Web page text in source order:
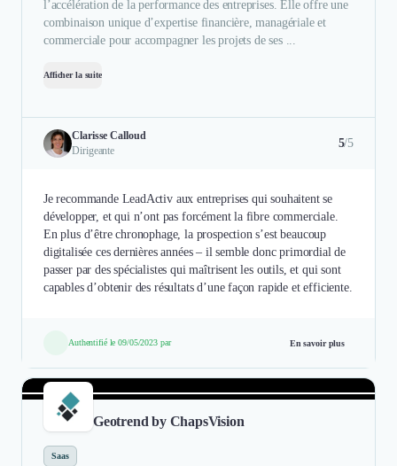
l’accélération de la performance des entreprises. Elle offre une
combinaison unique d’expertise financière, managériale et
commerciale pour accompagner les projets de ses ...
Afficher la suite
Clarisse Calloud
Dirigeante
5/5
Je recommande LeadActiv aux entreprises qui souhaitent se
développer, et qui n’ont pas forcément la fibre commerciale.
En plus d’être chronophage, la prospection s’est beaucoup
digitalisée ces dernières années – il semble donc primordial de
passer par des spécialistes qui maîtrisent les outils, et qui sont
capables d’obtenir des résultats d’une façon rapide et efficiente.
Authentifié le 09/05/2023 par En savoir plus
Geotrend by ChapsVision
Saas